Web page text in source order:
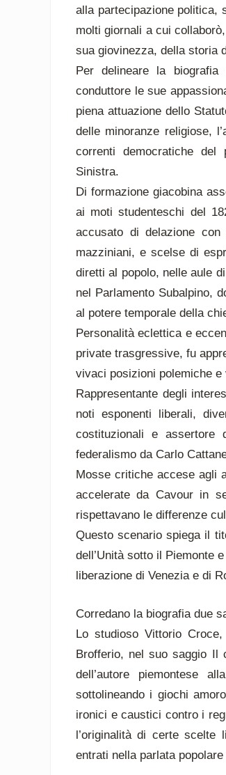
alla partecipazione politica,
molti giornali a cui
sua giovinezza, della storia
Per delineare la
conduttore le sue
piena attuazione dello
delle minoranze religiose,
correnti democratiche
Sinistra.
Di formazione giacobina
ai moti studenteschi del
accusato di delazione
mazziniani, e scelse di
diretti al popolo, nelle aule
nel Parlamento Subalpino,
al potere temporale della
Personalità eclettica e
private trasgressive, fu
vivaci posizioni polemiche
Rappresentante degli
noti esponenti liberali,
costituzionali e assertore
federalismo da Carlo
Mosse critiche accese agli
accelerate da Cavour in
rispettavano le differenze
Questo scenario spiega il
dell’Unità sotto il Piemonte
liberazione di Venezia e di
Corredano la biografia due
Lo studioso Vittorio
Brofferio, nel suo saggio Il
dell’autore piemontese
sottolineando i giochi
ironici e caustici contro i
l’originalità di certe scelte
entrati nella parlata